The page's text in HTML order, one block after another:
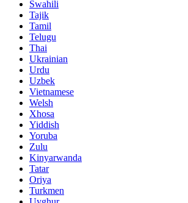
Swahili
Tajik
Tamil
Telugu
Thai
Ukrainian
Urdu
Uzbek
Vietnamese
Welsh
Xhosa
Yiddish
Yoruba
Zulu
Kinyarwanda
Tatar
Oriya
Turkmen